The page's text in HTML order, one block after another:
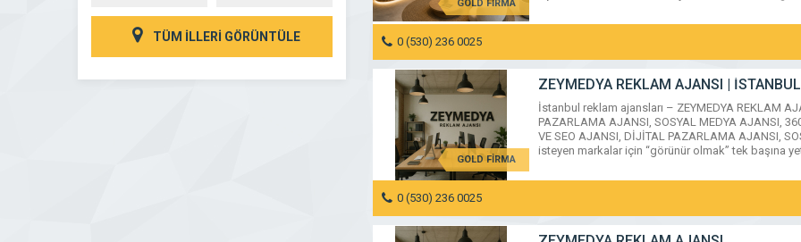
TÜM İLLERİ GÖRÜNTÜLE
GOLD FİRMA
0 (530) 236 0025
İstanbul reklam ajansları - ZEYMEDYA REKLAM AJANSI | İSTANBUL REKLAM
MEDYA AJANSI, 360 REKLAM
KAĞITHANE / İSTANBUL
GOLD FİRMA
ZEYMEDYA REKLAM AJANSI |
AJANSI, SOSYAL MEDYA AJANSI, 360
İstanbul reklam ajansları – ZEYMEDYA REKLAM
PAZARLAMA AJANSI, SOSYAL MEDYA AJANSI,
VE SEO AJANSI, DİJİTAL PAZARLAMA AJANSI,
isteyen markalar için “görünür olmak” tek başına
0 (530) 236 0025
ZEYMEDYA REKLAM AJANSI | İSTANBUL REKLAM VE SEO AJANSI, DİJİTAL